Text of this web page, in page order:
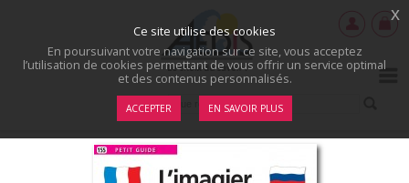
Ce site utilise des cookies
En poursuivant votre navigation sur ce site, vous acceptez
l’utilisation de cookies permettant de vous offrir un service optimal
et des contenus personnalisés.
ACCEPTER EN SAVOIR PLUS
x